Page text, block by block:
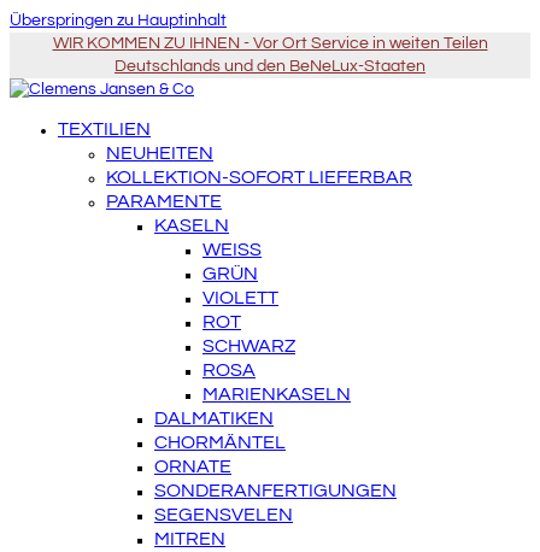
Überspringen zu Hauptinhalt
WIR KOMMEN ZU IHNEN - Vor Ort Service in weiten Teilen
Deutschlands und den BeNeLux-Staaten
TEXTILIEN
NEUHEITEN
KOLLEKTION-SOFORT LIEFERBAR
PARAMENTE
KASELN
WEISS
GRÜN
VIOLETT
ROT
SCHWARZ
ROSA
MARIENKASELN
DALMATIKEN
CHORMÄNTEL
ORNATE
SONDERANFERTIGUNGEN
SEGENSVELEN
MITREN